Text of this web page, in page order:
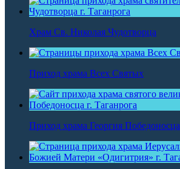
Храм Св. Николая Чудотворца
Приход храма Всех Святых
Приход храма Георгия Победоносца